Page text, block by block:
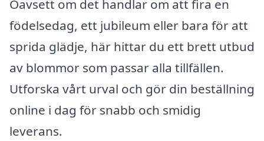
Oavsett om det handlar om att fira en
födelsedag, ett jubileum eller bara för att
sprida glädje, här hittar du ett brett utbud
av blommor som passar alla tillfällen.
Utforska vårt urval och gör din beställning
online i dag för snabb och smidig
leverans.